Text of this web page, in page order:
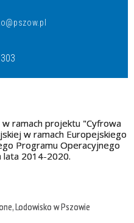
ramach projektu "Cyfrowa
w ramach Europejskiego
Programu Operacyjnego
lata 2014-2020.
Lodowisko w Pszowie